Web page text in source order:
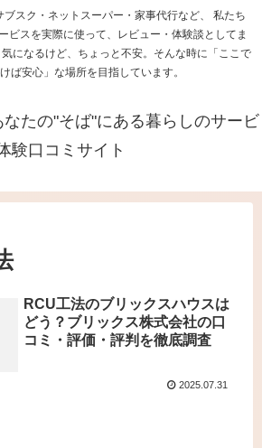
スク・ネットスーパー・家事代行など、 私たち
ビスを実際に使って、レビュー・体験談としてま
になるけど、ちょっと不安。そんな時に「ここで
ば安心」な場所を目指しています。
たの"そば"にある暮らしのサービ
験口コミサイト
RCU工法のブリックスハウスは
どう？ブリックス株式会社の口
コミ・評価・評判を徹底調査
2025.07.31